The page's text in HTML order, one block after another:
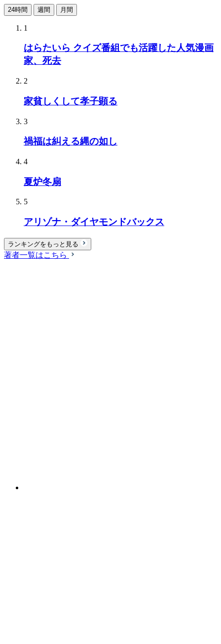
24時間 週間 月間
1
はらたいら クイズ番組でも活躍した人気漫画
家、死去
2
家貧しくして孝子顕る
3
禍福は糾える縄の如し
4
夏炉冬扇
5
アリゾナ・ダイヤモンドバックス
ランキングをもっと見る
著者一覧はこちら